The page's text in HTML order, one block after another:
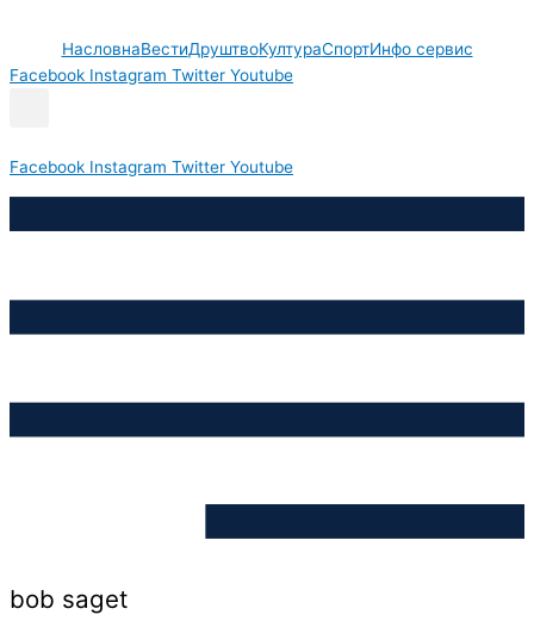
НасловнаВестиДруштвоКултураСпортИнфо сервис
Facebook Instagram Twitter Youtube
Facebook Instagram Twitter Youtube
bob saget